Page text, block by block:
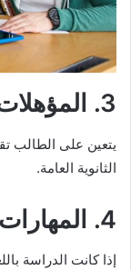
3. المؤهلات الأكاديمية
يتعين على الطالب
الثانوية العامة.
4. المهارات اللغوية
إذا كانت الدراسة